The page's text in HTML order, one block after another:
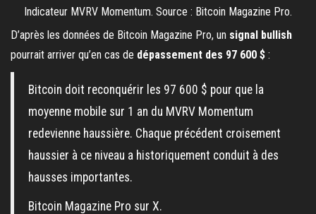
Indicateur MVRV Momentum. Source : Bitcoin Magazine Pro.
D’après les données de Bitcoin Magazine Pro, un signal bullish
pourrait arriver qu’en cas de dépassement des 97 600 $ :
Bitcoin doit reconquérir les 97 600 $ pour que la
moyenne mobile sur 1 an du MVRV Momentum
redevienne haussière. Chaque précédent croisement
haussier à ce niveau a historiquement conduit à des
hausses importantes.
Bitcoin Magazine Pro sur X.